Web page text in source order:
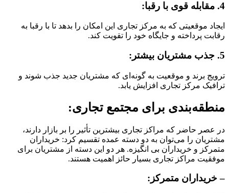
4. مقابله قوی با رقبا:
ایجاد موقعیتی که به مرکز تجاری این امکان را بدهد تا با رقبا به
رقابت پرداخته و جایگاه خود را تقویت کند.
5. جذب مشتریان بیشتر:
ترویج برند و موقعیت به گونه‌ای که مشتریان جدید جذب شوند و
ترافیک مرکز تجاری افزایش یابد.
منطقه‌بندی برای مجتمع تجاری:
در عصر حاضر که مراکز تجاری بیشترین تأثیر را بر بازار دارند،
مشتریان را می‌توان به دو دسته عمده تقسیم کرد: خریداران
متمرکز و خریداران بی انگیزه. هر دو این دسته از مشتریان برای
موفقیت مراکز تجاری بسیار حائز اهمیت هستند.
– خریداران متمرکز: